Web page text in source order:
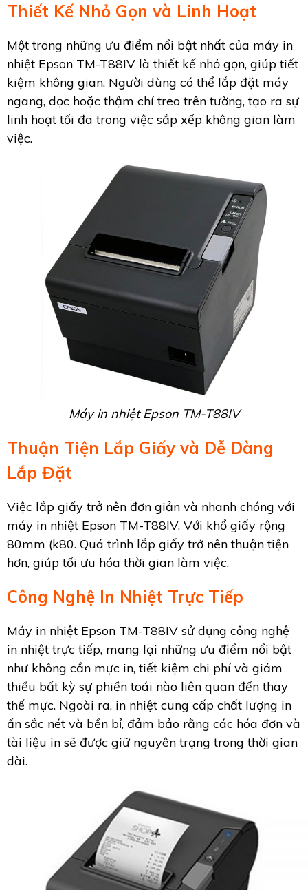
Thiết Kế Nhỏ Gọn và Linh Hoạt
Một trong những ưu điểm nổi bật nhất của máy in
nhiệt Epson TM-T88IV là thiết kế nhỏ gọn, giúp tiết
kiệm không gian. Người dùng có thể lắp đặt máy
ngang, dọc hoặc thậm chí treo trên tường, tạo ra sự
linh hoạt tối đa trong việc sắp xếp không gian làm
việc.
Máy in nhiệt Epson TM-T88IV
Thuận Tiện Lắp Giấy và Dễ Dàng
Lắp Đặt
Việc lắp giấy trở nên đơn giản và nhanh chóng với
máy in nhiệt Epson TM-T88IV. Với khổ giấy rộng
80mm (k80. Quá trình lắp giấy trở nên thuận tiện
hơn, giúp tối ưu hóa thời gian làm việc.
Công Nghệ In Nhiệt Trực Tiếp
Máy in nhiệt Epson TM-T88IV sử dụng công nghệ
in nhiệt trực tiếp, mang lại những ưu điểm nổi bật
như không cần mực in, tiết kiệm chi phí và giảm
thiểu bất kỳ sự phiền toái nào liên quan đến thay
thế mực. Ngoài ra, in nhiệt cung cấp chất lượng in
ấn sắc nét và bền bỉ, đảm bảo rằng các hóa đơn và
tài liệu in sẽ được giữ nguyên trạng trong thời gian
dài.